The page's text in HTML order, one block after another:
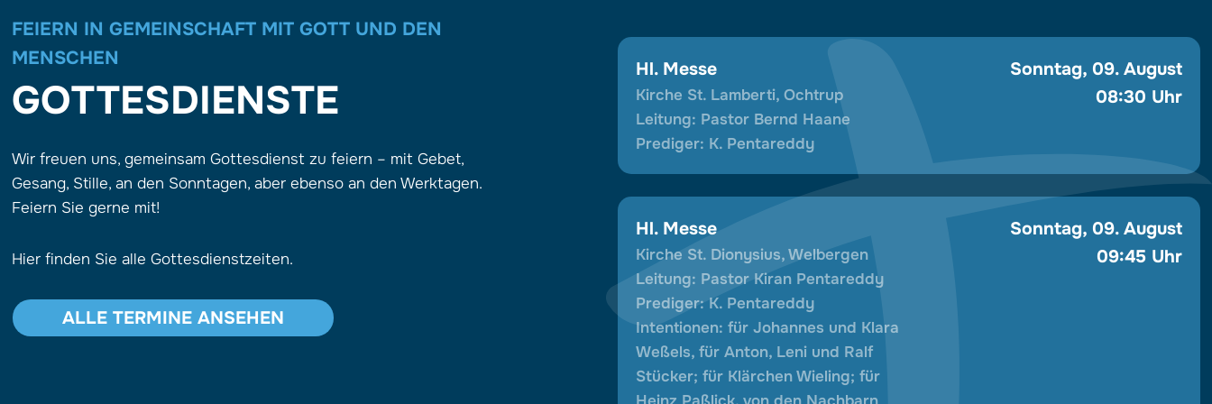
und wünschten allen Gottes guten Geist für
die nächsten Jahrzehnte Dorfleben in
Welbergen.
Wir danken dem Familiengottesdienst- sowie
FEIERN IN GEMEINSCHAFT MIT GOTT UND DEN
MENSCHEN
GOTTESDIENSTE
Wir freuen uns, gemeinsam Gottesdienst zu feiern – mit Gebet,
Gesang, Stille, an den Sonntagen, aber ebenso an den Werktagen.
Feiern Sie gerne mit!
Hier finden Sie alle Gottesdienstzeiten.
ALLE TERMINE ANSEHEN
Hl. Messe
Kirche St. Lamberti, Ochtrup
Leitung: Pastor Bernd Haane
Prediger: K. Pentareddy
Sonntag, 09. August
08:30 Uhr
Hl. Messe
Kirche St. Dionysius, Welbergen
Leitung: Pastor Kiran Pentareddy
Prediger: K. Pentareddy
Intentionen: für Johannes und Klara
Weßels, für Anton, Leni und Ralf
Stücker; für Klärchen Wieling; für
Sonntag, 09. August
09:45 Uhr